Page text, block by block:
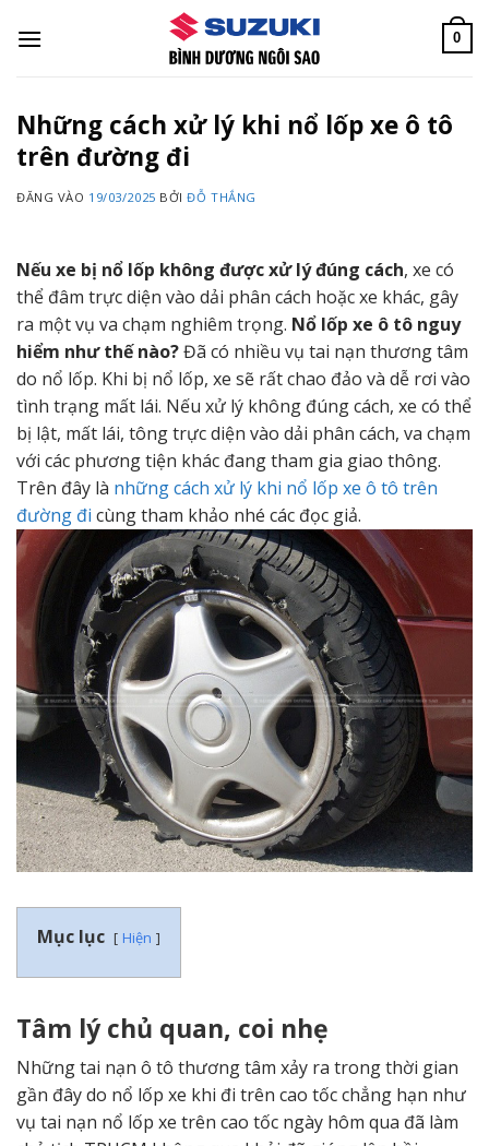
qua
0
Những cách xử lý khi nổ lốp xe ô tô
trên đường đi
ĐĂNG VÀO 19/03/2025 BỞIĐỖ THẮNG
Nếu xe bị nổ lốp không được xử lý đúng cách, xe có
thể đâm trực diện vào dải phân cách hoặc xe khác, gây
ra một vụ va chạm nghiêm trọng. Nổ lốp xe ô tô nguy
hiểm như thế nào?Đã có nhiều vụ tai nạn thương tâm
do nổ lốp. Khi bị nổ lốp, xe sẽ rất chao đảo và dễ rơi vào
tình trạng mất lái. Nếu xử lý không đúng cách, xe có thể
bị lật, mất lái, tông trực diện vào dải phân cách, va chạm
với các phương tiện khác đang tham gia giao thông.
Trên đây là những cách xử lý khi nổ lốp xe ô tô trên
đường đi cùng tham khảo nhé các đọc giả.
Mục lục Hiện
Tâm lý chủ quan, coi nhẹ
Những tai nạn ô tô thương tâm xảy ra trong thời gian
gần đây do nổ lốp xe khi đi trên cao tốc chẳng hạn như
vụ tai nạn nổ lốp xe trên cao tốc ngày hôm qua đã làm